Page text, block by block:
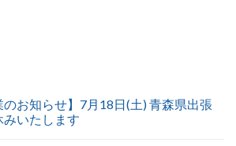
のお知らせ】7月18日(土) 青森県出張
いたします